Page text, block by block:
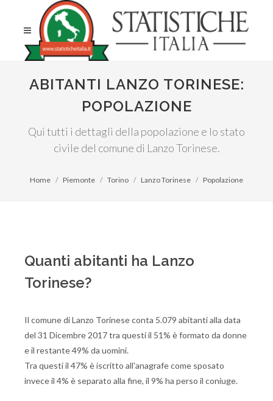
ABITANTI LANZO TORINESE:
POPOLAZIONE
Qui tutti i dettagli della popolazione e lo stato
civile del comune di Lanzo Torinese.
Home Piemonte Torino Lanzo Torinese Popolazione
Quanti abitanti ha Lanzo
Torinese?
Il comune di Lanzo Torinese conta 5.079 abitanti alla data
del 31 Dicembre 2017 tra questi il 51% è formato da donne
e il restante 49% da uomini.
Tra questi il 47% è iscritto all'anagrafe come sposato
invece il 4% è separato alla fine, il 9% ha perso il coniuge.